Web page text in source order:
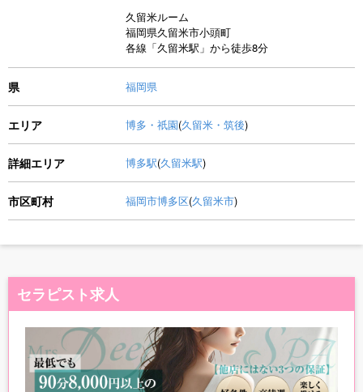
久留米ルーム
福岡県久留米市小頭町
各線「久留米駅」から徒歩8分
県 福岡県
エリア 博多・祇園(久留米・筑後)
詳細エリア 博多駅(久留米駅)
市区町村 福岡市博多区(久留米市)
セラピスト求人